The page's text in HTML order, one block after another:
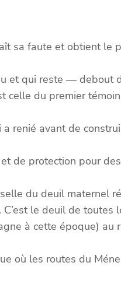
sa faute et obtient le
et qui reste — debout
du premier
renié avant de
de protection pour
du deuil maternel
le deuil de toutes
à cette époque) au
où les routes du